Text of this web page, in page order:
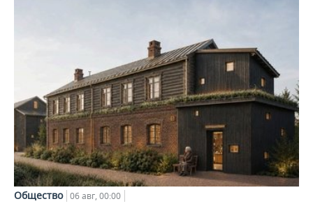
Общество 06 авг, 00:00